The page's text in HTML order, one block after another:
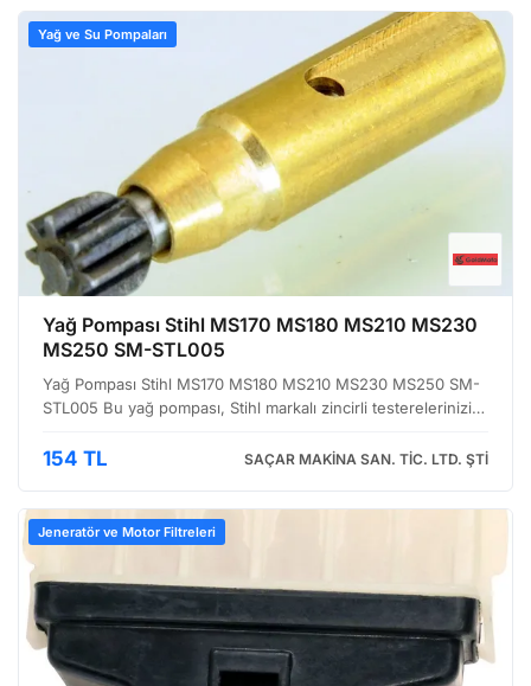
Yağ ve Su Pompaları
Yağ Pompası Stihl MS170 MS180 MS210 MS230
MS250 SM-STL005
Yağ Pompası Stihl MS170 MS180 MS210 MS230 MS250 SM-
STL005 Bu yağ pompası, Stihl markalı zincirli testerelerinizi
bir parçadır. Özellikle MS 170, MS 180, MS 210, MS…
154 TL SAÇAR MAKİNA SAN. TİC. LTD. ŞTİ
Jeneratör ve Motor Filtreleri